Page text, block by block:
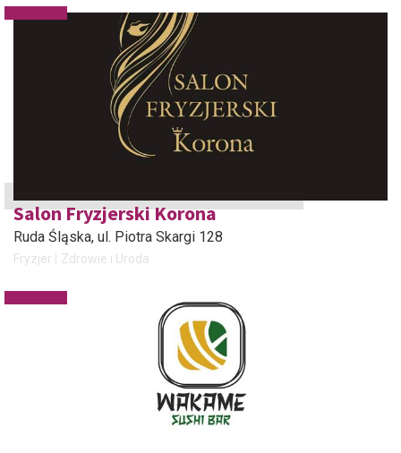
Salon Fryzjerski Korona
Ruda Śląska, ul. Piotra Skargi 128
Fryzjer Zdrowie i Uroda